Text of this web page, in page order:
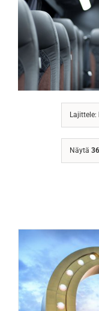
Lajittele:
Näytä